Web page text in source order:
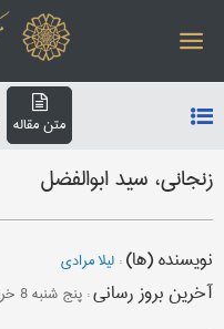
متن مقاله
زنجانی، سید ابوالفضل
نویسنده (ها): لیلا مرادی
آخرین بروز رسانی: پنج شنبه 8 خرداد 1404